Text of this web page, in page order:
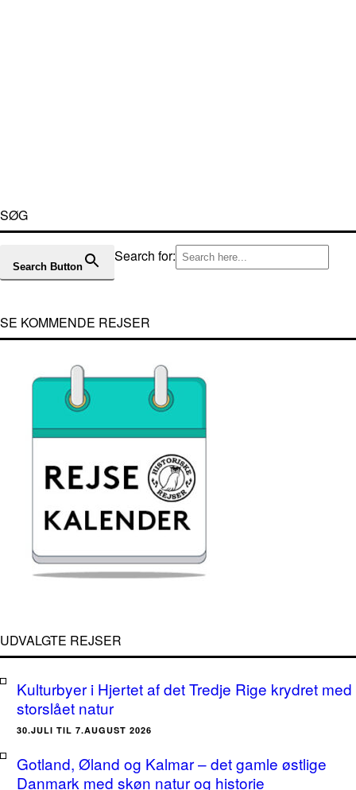
SØG
Search for:
Search Button
SE KOMMENDE REJSER
UDVALGTE REJSER
Kulturbyer i Hjertet af det Tredje Rige krydret med
storslået natur
30.JULI TIL 7.AUGUST 2026
Gotland, Øland og Kalmar – det gamle østlige
Danmark med skøn natur og historie